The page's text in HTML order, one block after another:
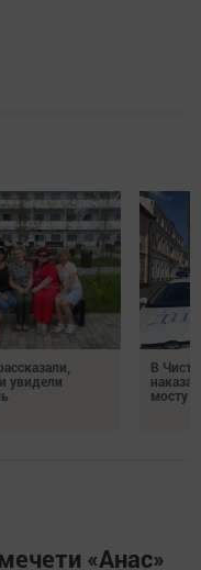
увидели
В
мосту
«Анас»